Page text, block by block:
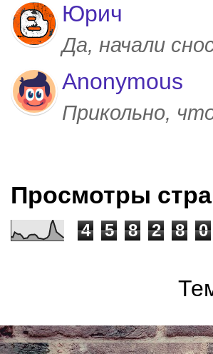
Юрич
Да, начали
Anonymous
Прикольно,
Просмотры
4 5 8 2 8 0